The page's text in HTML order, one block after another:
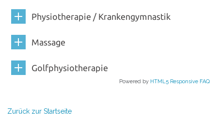
Physiotherapie / Krankengymnastik
Massage
Golfphysiotherapie
Powered by HTML5 Responsive FAQ
Zurück zur Startseite